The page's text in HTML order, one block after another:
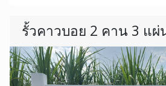
รั้วคาวบอย 2 คาน 3 แผ่